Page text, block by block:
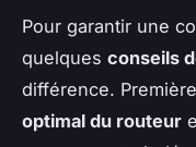
Pour garantir une
quelques conseils
différence.
optimal du routeur